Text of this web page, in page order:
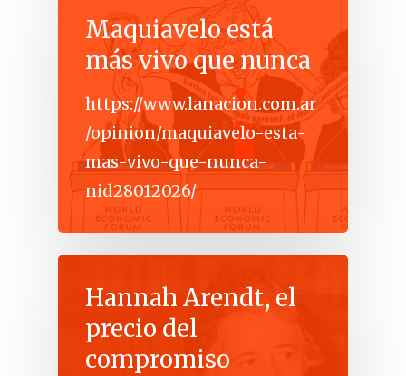
Maquiavelo está
más vivo que nunca
https://www.lanacion.com.ar
/opinion/maquiavelo-esta-
mas-vivo-que-nunca-
nid28012026/
Hannah Arendt, el
precio del
compromiso